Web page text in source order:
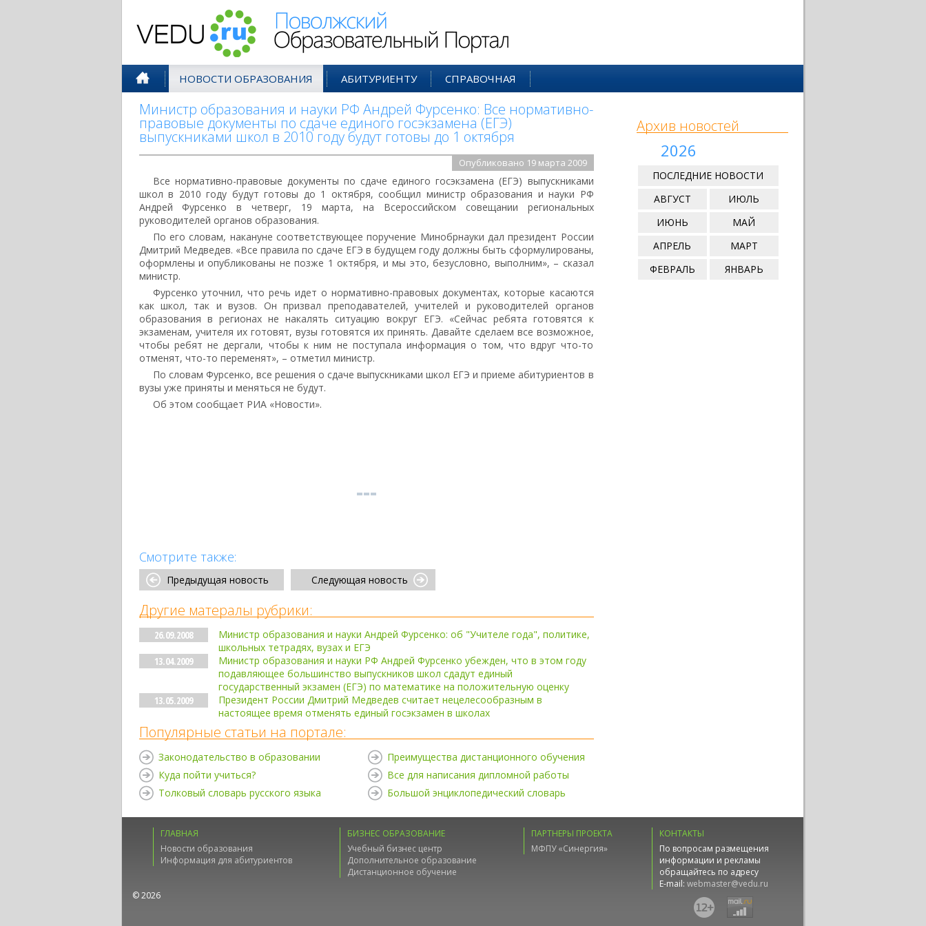
НОВОСТИ ОБРАЗОВАНИЯ АБИТУРИЕНТУ СПРАВОЧНАЯ
Министр образования и науки РФ Андрей Фурсенко: Все нормативно-
правовые документы по сдаче единого госэкзамена (ЕГЭ)
выпускниками школ в 2010 году будут готовы до 1 октября
Опубликовано 19 марта 2009
Все нормативно-правовые документы по сдаче единого госэкзамена (ЕГЭ) выпускниками
школ в 2010 году будут готовы до 1 октября, сообщил министр образования и науки РФ
Андрей Фурсенко в четверг, 19 марта, на Всероссийском совещании региональных
руководителей органов образования.
По его словам, накануне соответствующее поручение Минобрнауки дал президент России
Дмитрий Медведев. «Все правила по сдаче ЕГЭ в будущем году должны быть сформулированы,
оформлены и опубликованы не позже 1 октября, и мы это, безусловно, выполним», – сказал
министр.
Фурсенко уточнил, что речь идет о нормативно-правовых документах, которые касаются
как школ, так и вузов. Он призвал преподавателей, учителей и руководителей органов
образования в регионах не накалять ситуацию вокруг ЕГЭ. «Сейчас ребята готовятся к
экзаменам, учителя их готовят, вузы готовятся их принять. Давайте сделаем все возможное,
чтобы ребят не дергали, чтобы к ним не поступала информация о том, что вдруг что-то
отменят, что-то переменят», – отметил министр.
По словам Фурсенко, все решения о сдаче выпускниками школ ЕГЭ и приеме абитуриентов в
вузы уже приняты и меняться не будут.
Об этом сообщает РИА «Новости».
Смотрите также:
Предыдущая новость Следующая новость
Другие матералы рубрики:
26.09.2008
Министр образования и науки Андрей Фурсенко: об "Учителе года", политике,
школьных тетрадях, вузах и ЕГЭ
13.04.2009
Министр образования и науки РФ Андрей Фурсенко убежден, что в этом году
подавляющее большинство выпускников школ сдадут единый
государственный экзамен (ЕГЭ) по математике на положительную оценку
13.05.2009
Президент России Дмитрий Медведев считает нецелесообразным в
настоящее время отменять единый госэкзамен в школах
Популярные статьи на портале:
Законодательство в образовании
Куда пойти учиться?
Толковый словарь русского языка
Преимущества дистанционного обучения
Все для написания дипломной работы
Большой энциклопедический словарь
Архив новостей
2026
ПОСЛЕДНИЕ НОВОСТИ
АВГУСТ
ИЮЛЬ
ИЮНЬ
МАЙ
АПРЕЛЬ
МАРТ
ФЕВРАЛЬ
ЯНВАРЬ
ГЛАВНАЯ
Новости образования
Информация для абитуриентов
БИЗНЕС ОБРАЗОВАНИЕ
Учебный бизнес центр
Дополнительное образование
Дистанционное обучение
ПАРТНЕРЫ ПРОЕКТА
МФПУ «Синергия»
КОНТАКТЫ
По вопросам размещения
информации и рекламы
обращайтесь по адресу
E-mail: webmaster@vedu.ru
© 2026